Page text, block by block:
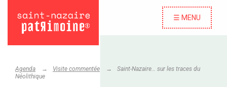
☰ MENU
Agenda Visite commentée
Saint-Nazaire… sur les traces du
Néolithique